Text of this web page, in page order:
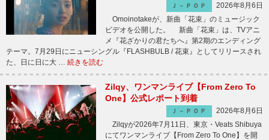
Ｊ－ＰＯＰ
2026年8月6日
Omoinotakeが、新曲「花束」のミュージック
ビデオを公開した。 新曲「花束」は、TVアニ
メ『花ざかりの君たちへ』第2期のエンディング
テーマ。7月29日にニューシングル『FLASHBULB / 花束』としてリリースされ
た、日に日に大 … 続きを読む
Zilqy、ワンマンライブ【From Zero To
One】公式レポート到着
Ｊ－ＰＯＰ
2026年8月6日
Zilqyが2026年7月11日、東京・Veats Shibuya
にてワンマンライブ【From Zero To One】を開